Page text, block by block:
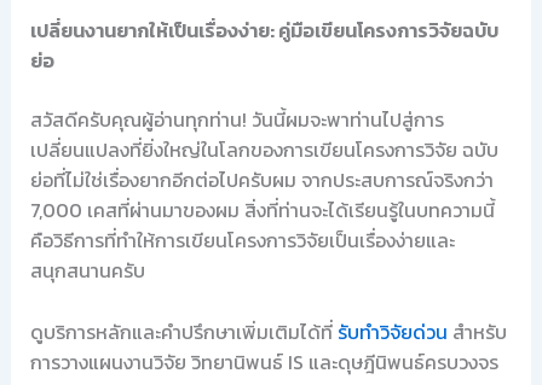
เปลี่ยนงานยากให้เป็นเรื่องง่าย: คู่มือเขียนโครงการวิจัยฉบับ
ย่อ
สวัสดีครับคุณผู้อ่านทุกท่าน! วันนี้ผมจะพาท่านไปสู่การ
เปลี่ยนแปลงที่ยิ่งใหญ่ในโลกของการเขียนโครงการวิจัย ฉบับ
ย่อที่ไม่ใช่เรื่องยากอีกต่อไปครับผม จากประสบการณ์จริงกว่า
7,000 เคสที่ผ่านมาของผม สิ่งที่ท่านจะได้เรียนรู้ในบทความนี้
คือวิธีการที่ทำให้การเขียนโครงการวิจัยเป็นเรื่องง่ายและ
สนุกสนานครับ
ดูบริการหลักและคำปรึกษาเพิ่มเติมได้ที่ รับทำวิจัยด่วน สำหรับ
การวางแผนงานวิจัย วิทยานิพนธ์ IS และดุษฎีนิพนธ์ครบวงจร